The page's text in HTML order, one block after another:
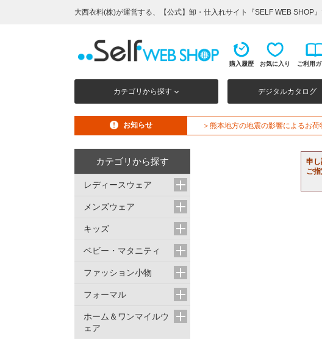
大西衣料(株)が運営する、【公式】卸・仕入れサイト『SELF WEB SHOP』
購入履歴 お気に入り ご利用
カテゴリから探す デジタルカタログ
お知らせ ＞熊本地方の地震の影響によるお
申し
ご
カテゴリから探す
レディースウェア
メンズウェア
キッズ
ベビー・マタニティ
ファッション小物
フォーマル
ホーム＆ワンマイルウ
ェア